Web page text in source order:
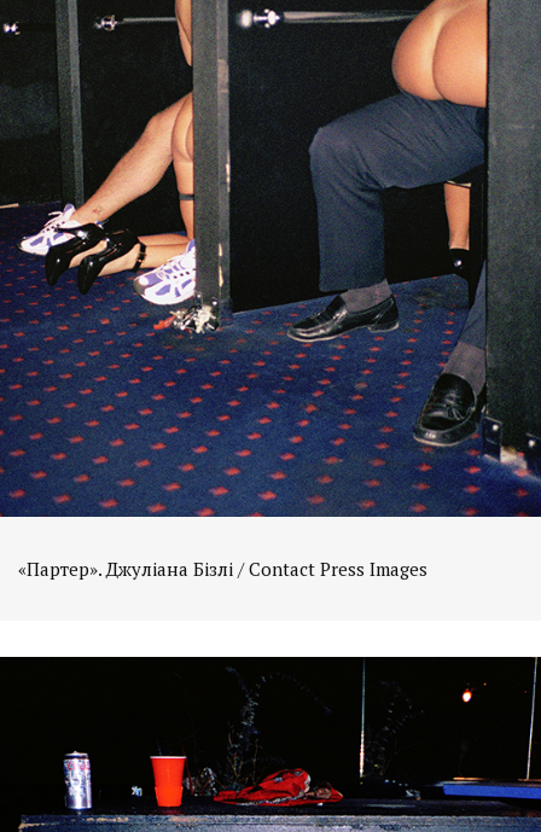
«Партер». Джуліана Бізлі / Contact Press Images